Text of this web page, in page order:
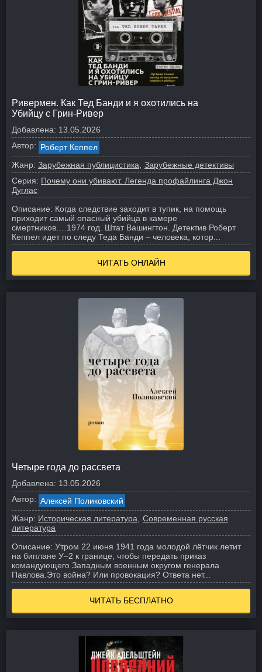
Ривермен. Как Тед Банди и я охотились на
Убийцу с Грин-Ривер
Добавлена: 13.05.2026
Автор: Роберт Кеппел
Жанр: Зарубежная публицистика
Зарубежные детективы
Серия: Почему они убивают. Легенда профайлинга Джон
Дуглас
Описание: Когда следствие заходит в тупик, на помощь
приходит самый опасный убийца в камере
смертников…. 1974 год. Штат Вашингтон. Детектив Роберт
Кеппел идет по следу Теда Банди – человека, котор...
ЧИТАТЬ ОНЛАЙН
Четыре года до рассвета
Добавлена: 13.05.2026
Автор: Алексей Поликовский
Жанр: Историческая литература
Современная русская
литература
Описание: Утром 22 июня 1941 года молодой лётчик летит
на биплане У–2 к границе, чтобы передать приказ
командующего Западным военным округом генерала
Павлова. Это война? Или провокация? Ответа нет...
ЧИТАТЬ БЕСПЛАТНО